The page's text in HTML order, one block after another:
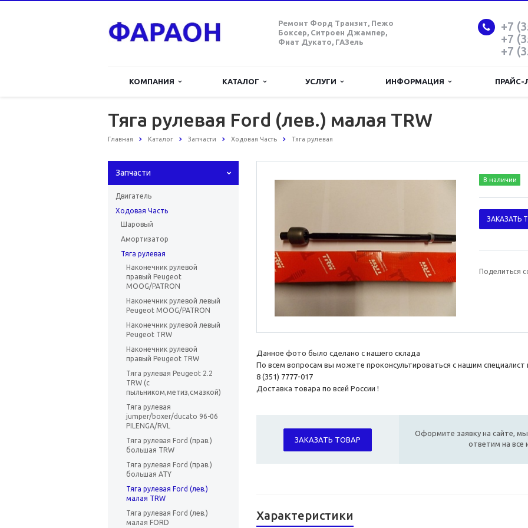
Ремонт Форд Транзит, Пежо
Боксер, Ситроен Джампер,
Фиат Дукато, ГАЗель
+7
+7
+7
КОМПАНИЯ КАТАЛОГ УСЛУГИ ИНФОРМАЦИЯ ПРАЙС-
Тяга рулевая Ford (лев.) малая TRW
Главная Каталог Запчасти Ходовая Часть Тяга рулевая
Запчасти
Двигатель
Ходовая Часть
Шаровый
Амортизатор
Тяга рулевая
Наконечник рулевой
правый Peugeot
MOOG/PATRON
Наконечник рулевой левый
Peugeot MOOG/PATRON
Наконечник рулевой левый
Peugeot TRW
Наконечник рулевой
правый Peugeot TRW
Тяга рулевая Peugeot 2.2
TRW (с
пыльником,метиз,смазкой)
Тяга рулевая
jumper/boxer/ducato 96-06
PILENGA/RVL
Тяга рулевая Ford (прав.)
большая TRW
Тяга рулевая Ford (прав.)
большая ATY
Тяга рулевая Ford (лев.)
малая TRW
Тяга рулевая Ford (лев.)
малая FORD
В наличии
ЗАКАЗАТЬ
Поделиться
Данное фото было сделано с нашего склада
По всем вопросам вы можете проконсультироваться с нашим специалист
8 (351) 7777-017
Доставка товара по всей России !
ЗАКАЗАТЬ ТОВАР
Оформите заявку на сайте,
ответим на все
Характеристики